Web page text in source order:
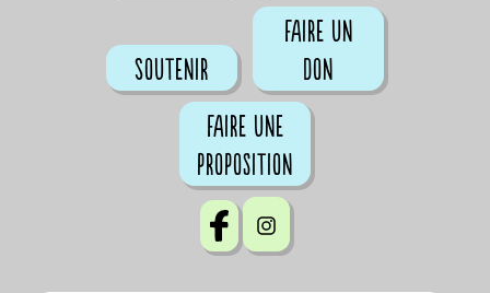
Soutenir
Faire un
don
Faire une
proposition